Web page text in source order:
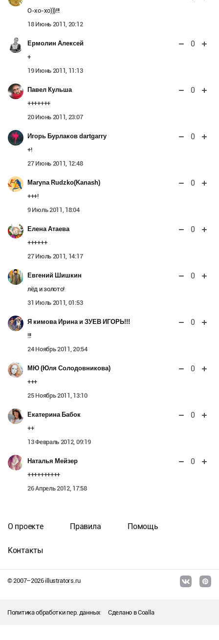
О-хо-хо)))!!!
18 Июнь 2011, 20:12
Ермолин Алексей 0
+
19 Июнь 2011, 11:13
Павел Кульша 0
+++++++
20 Июнь 2011, 23:07
Игорь Бурлаков dartgarry 0
+!
27 Июнь 2011, 12:48
Maryna Rudzko(Kanash) 0
+++!
9 Июль 2011, 18:04
Елена Атаева 0
++++++
27 Июль 2011, 14:17
Евгений Шишкин 0
лёд и золото!
31 Июль 2011, 01:53
Я кимова Ирина и ЗУЕВ ИГОРЬ!!! 0
!!!
24 Ноябрь 2011, 20:54
МЮ (Юля Солодовникова) 0
+++
25 Ноябрь 2011, 13:10
Екатерина Бабок 0
++
13 Февраль 2012, 09:19
Наталья Мейзер 0
++++++++++
26 Апрель 2012, 17:58
© 2007–2026illustrators.ru
О проекте Правила Помощь
Контакты
Политика обработки пер. данных Сделано вCoalla